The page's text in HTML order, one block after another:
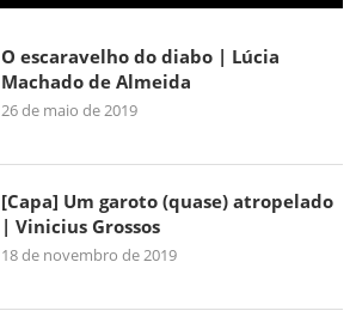
O escaravelho do diabo | Lúcia
Machado de Almeida
26 de maio de 2019
[Capa] Um garoto (quase) atropelado
| Vinicius Grossos
18 de novembro de 2019